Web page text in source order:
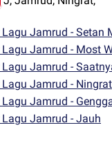
Lagu Jamrud - Setan
Lagu Jamrud - Most
Lagu Jamrud -
Lagu Jamrud - Ningrat
Lagu Jamrud -
Lagu Jamrud - Jauh